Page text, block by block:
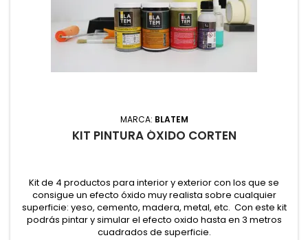
MARCA: BLATEM
KIT PINTURA ÓXIDO CORTEN
Kit de 4 productos para interior y exterior con los que se
consigue un efecto óxido muy realista sobre cualquier
superficie: yeso, cemento, madera, metal, etc. Con este kit
podrás pintar y simular el efecto oxido hasta en 3 metros
cuadrados de superficie.